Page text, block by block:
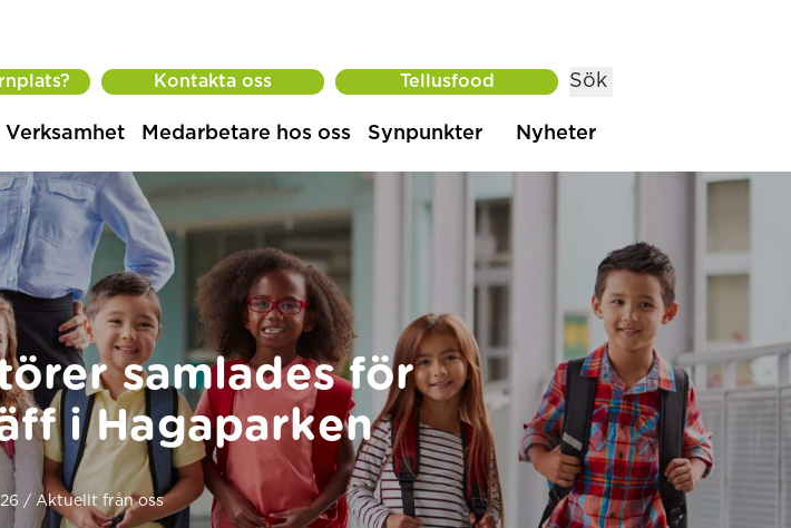
Kontakta oss Tellusfood Sök
Verksamhet Medarbetare hos oss Synpunkter Nyheter
samlades för
i Hagaparken
/ Aktuellt från oss